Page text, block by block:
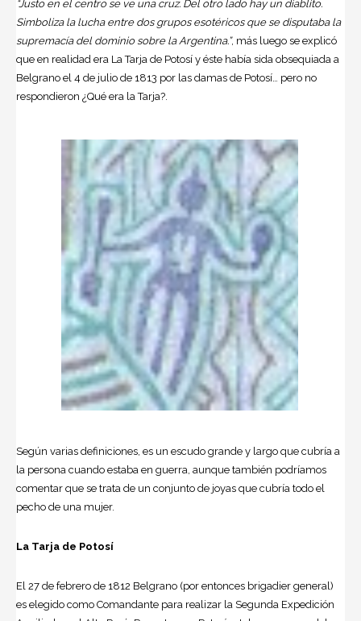
“Justo en el centro se ve una cruz. Del otro lado hay un diablito.
Simboliza la lucha entre dos grupos esotéricos que se disputaba la
supremacía del dominio sobre la Argentina.”, más luego se explicó
que en realidad era La Tarja de Potosí y éste había sida obsequiada a
Belgrano el 4 de julio de 1813 por las damas de Potosí… pero no
respondieron ¿Qué era la Tarja?.
Según varias definiciones, es un escudo grande y largo que cubría a
la persona cuando estaba en guerra, aunque también podríamos
comentar que se trata de un conjunto de joyas que cubría todo el
pecho de una mujer.
La Tarja de Potosí
El 27 de febrero de 1812 Belgrano (por entonces brigadier general)
es elegido como Comandante para realizar la Segunda Expedición